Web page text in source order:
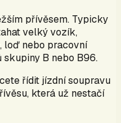
přívěsem. Typicky
velký vozík,
loď nebo pracovní
skupiny B nebo B96.
řídit jízdní soupravu
která už nestačí